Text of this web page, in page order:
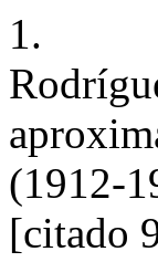
1.
(1912-
[citado